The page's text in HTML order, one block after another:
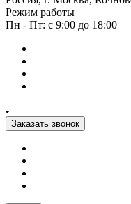
Режим работы
Пн - Пт: с 9:00 до 18:00
Заказать звонок